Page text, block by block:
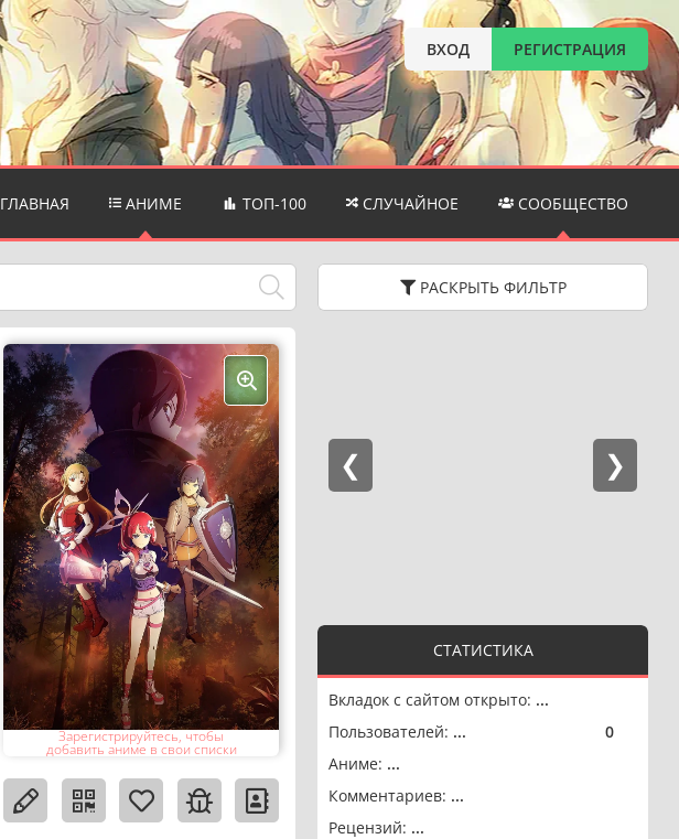
ВХОД РЕГИСТРАЦИЯ
ГЛАВНАЯ АНИМЕ ТОП-100 СЛУЧАЙНОЕ СООБЩЕСТВО
РАСКРЫТЬ ФИЛЬТР
СТАТИСТИКА
Вкладок с сайтом открыто: ...
Пользователей: ... 0
Аниме: ...
Комментариев: ...
Рецензий: ...
Зарегистрируйтесь, чтобы
добавить аниме в свои списки